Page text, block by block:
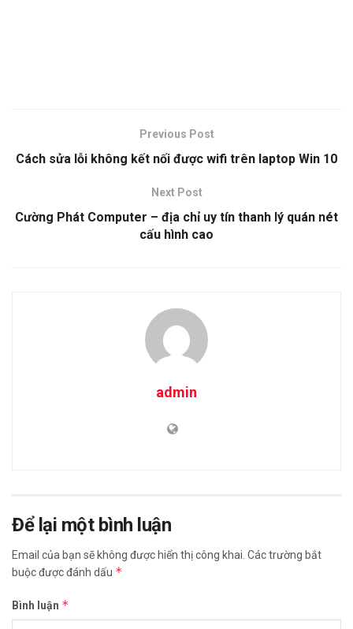
Previous Post
Cách sửa lỗi không kết nối được wifi trên laptop Win 10
Next Post
Cường Phát Computer – địa chỉ uy tín thanh lý quán nét
cấu hình cao
admin
Để lại một bình luận
Email của bạn sẽ không được hiển thị công khai. Các trường bắt
buộc được đánh dấu *
Bình luận *